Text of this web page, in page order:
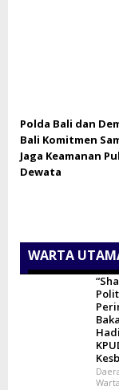
Polda Bali dan
Bali Komitmen
Jaga Keamanan
Dewata
WARTA
Warta